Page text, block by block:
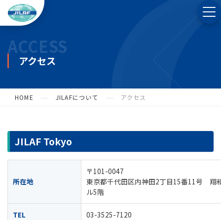
ACCESS
アクセス
HOME JILAFについて アクセス
JILAF Tokyo
所在地
〒101-0047
東京都千代田区内神田2丁目15番11号 翔
ル5階
TEL 03-3525-7120